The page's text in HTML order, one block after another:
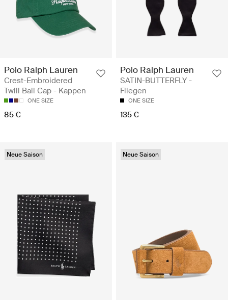
Polo Ralph Lauren
Crest-Embroidered
Twill Ball Cap - Kappen
ONE SIZE
85 €
Polo Ralph Lauren
SATIN-BUTTERFLY -
Fliegen
ONE SIZE
135 €
Neue Saison Neue Saison